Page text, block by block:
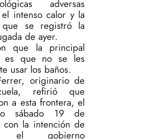
adversas
intenso calor y la
que se registró la
de ayer.
que la principal
es que no se les
usar los baños.
originario de
refirió que
a esta frontera, el
sábado 19 de
con la intención de
el gobierno